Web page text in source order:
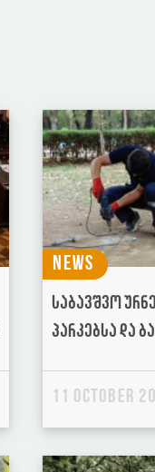
News
საბავშვო
პარკებსა და
11 October